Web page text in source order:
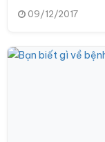
09/12/2017